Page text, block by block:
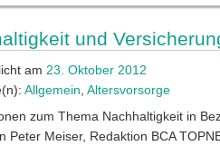
und
am 23. Oktober 2012
Allgemein Altersvorsorge
zum Thema Nachhaltigkeit in
Peter Meiser, Redaktion BCA